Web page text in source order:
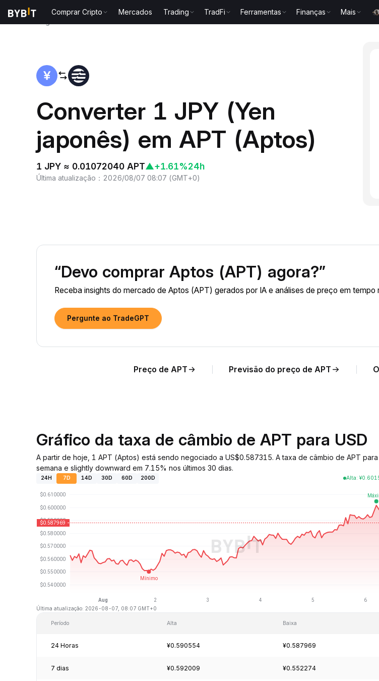
Comprar Cripto Mercados Trading TradFi Ferramentas Finanças Mais
Converter 1 JPY (Yen
japonês) em APT (Aptos)
1 JPY ≈ 0.01072040 APT▲+1.61%24h
Última atualização ： 2026/08/07 08:07 (GMT+0)
“Devo comprar Aptos (APT) agora?”
Receba insights do mercado de Aptos (APT) gerados por IA e análises de preço em tempo
Pergunte ao TradeGPT
Preço de APT Previsão do preço de APT
Gráfico da taxa de câmbio de APT para USD
A partir de hoje, 1 APT (Aptos) está sendo negociado a US$0.587315. A taxa de câmbio de APT
semana e slightly downward em 7.15% nos últimos 30 dias.
24H 7D 14D 30D 60D 200D Alta: ¥
Última atualização: 2026-08-07, 08:07 GMT+0
Período Alta Baixa
24 Horas ¥0.590554 ¥0.587969
7 dias ¥0.592009 ¥0.552274